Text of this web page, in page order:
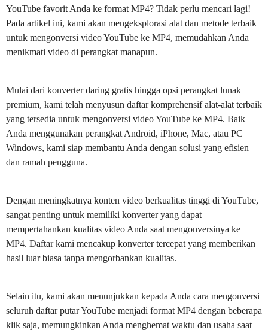
YouTube favorit Anda ke format MP4? Tidak perlu mencari lagi!
Pada artikel ini, kami akan mengeksplorasi alat dan metode terbaik
untuk mengonversi video YouTube ke MP4, memudahkan Anda
menikmati video di perangkat manapun.
Mulai dari konverter daring gratis hingga opsi perangkat lunak
premium, kami telah menyusun daftar komprehensif alat-alat terbaik
yang tersedia untuk mengonversi video YouTube ke MP4. Baik
Anda menggunakan perangkat Android, iPhone, Mac, atau PC
Windows, kami siap membantu Anda dengan solusi yang efisien
dan ramah pengguna.
Dengan meningkatnya konten video berkualitas tinggi di YouTube,
sangat penting untuk memiliki konverter yang dapat
mempertahankan kualitas video Anda saat mengonversinya ke
MP4. Daftar kami mencakup konverter tercepat yang memberikan
hasil luar biasa tanpa mengorbankan kualitas.
Selain itu, kami akan menunjukkan kepada Anda cara mengonversi
seluruh daftar putar YouTube menjadi format MP4 dengan beberapa
klik saja, memungkinkan Anda menghemat waktu dan usaha saat